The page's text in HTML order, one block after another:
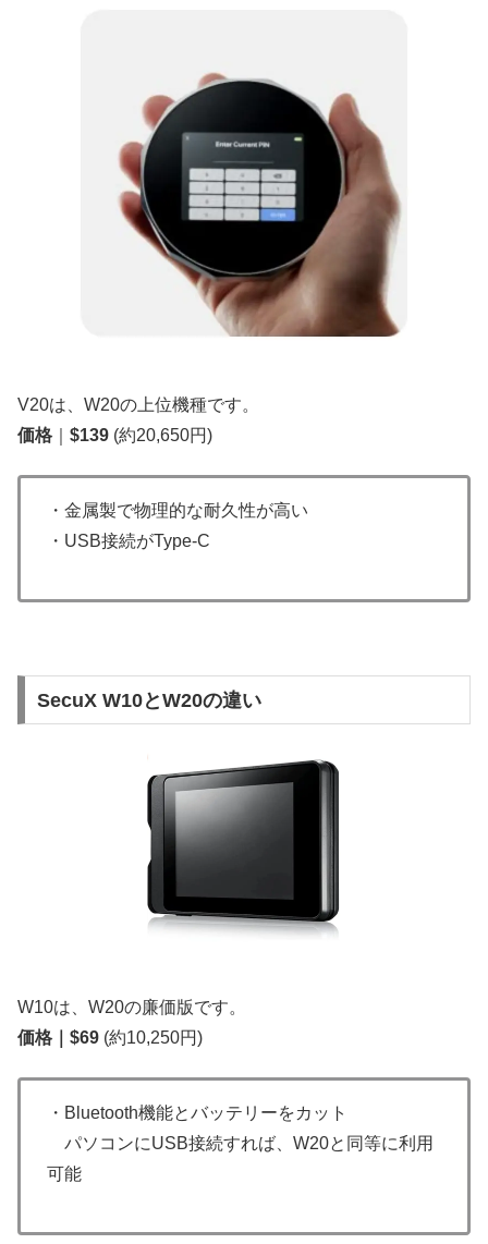
V20は、W20の上位機種です。
価格
$139 (約20,650円)
・金属製で物理的な耐久性が高い
・USB接続がType-C
SecuX W10とW20の違い
W10は、W20の廉価版です。
価格｜$69 (約10,250円)
・Bluetooth機能とバッテリーをカット
パソコンにUSB接続すれば、W20と同等に利用
可能